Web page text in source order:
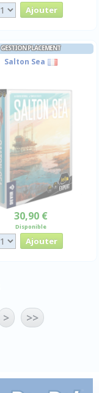
GESTION PLACEMENT
Salton Sea
30,90 €
Disponible
> >>